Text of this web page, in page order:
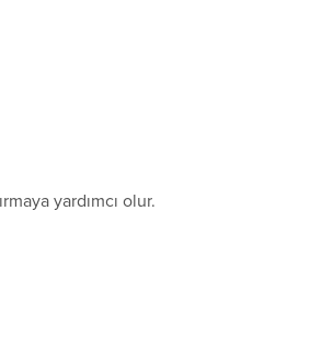
yardımcı olur.